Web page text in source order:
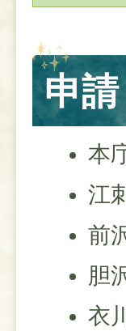
申
本
江
前
胆
衣